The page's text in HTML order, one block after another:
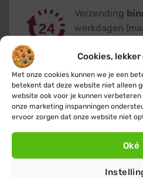
Cookies, lekker
Met onze cookies kunnen we je een
betekent dat deze website niet alleen
website ook voor je kunnen
onze marketing inspanningen
ervoor zorgen dat onze website niet
Oké
Verzending
werkdagen
Klanten
+14.800